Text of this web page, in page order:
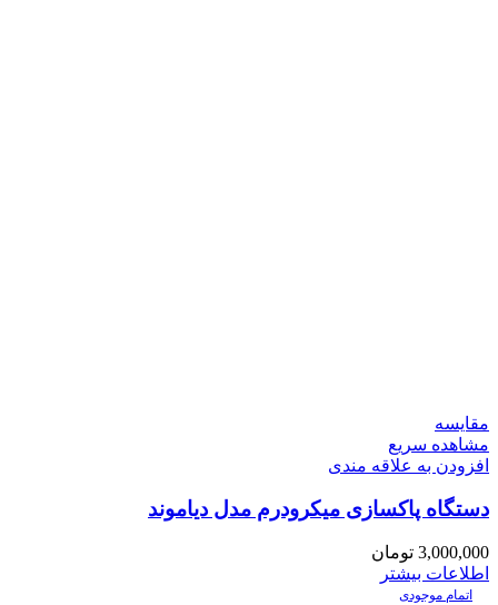
مقایسه
مشاهده سریع
افزودن به علاقه مندی
دستگاه پاکسازی میکرودرم مدل دیاموند
3,000,000 تومان
اطلاعات بیشتر
اتمام موجودی